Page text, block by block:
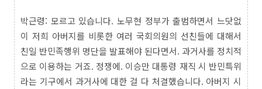
박근령: 모르고 있습니다. 노무현 정부가 출범하면서 느닷없
이 저희 아버지를 비롯한 여러 국회의원의 선친들에 대해서
친일 반민족행위 명단을 발표해야 된다면서. 과거사를 정치적
으로 이용하는 거죠. 정쟁에. 이승만 대통령 재직 시 반민특위
라는 기구에서 과거사에 대한 걸 다 처결했습니다. 아버지 시